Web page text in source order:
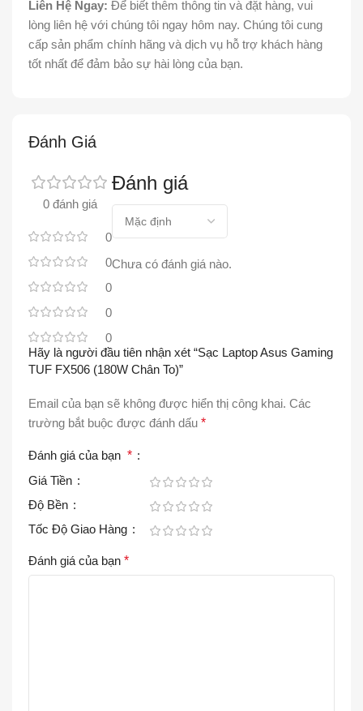
Liên Hệ Ngay: Để biết thêm thông tin và đặt hàng, vui
lòng liên hệ với chúng tôi ngay hôm nay. Chúng tôi cung
cấp sản phẩm chính hãng và dịch vụ hỗ trợ khách hàng
tốt nhất để đảm bảo sự hài lòng của bạn.
Đánh Giá
0 đánh giá
0
0
0
0
0
Đánh giá
Chưa có đánh giá nào.
Hãy là người đầu tiên nhận xét “Sạc Laptop Asus Gaming
TUF FX506 (180W Chân To)”
Email của bạn sẽ không được hiển thị công khai. Các
trường bắt buộc được đánh dấu *
Đánh giá của bạn *
Giá Tiền
Độ Bền
Tốc Độ Giao Hàng
Đánh giá của bạn *